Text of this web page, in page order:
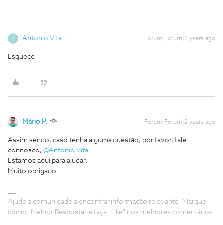
A Antonio Vita Forum|Forum|2 years ago
Esquece
Mário P. Forum|Forum|2 years ago
Assim sendo, caso tenha alguma questão, por favor, fale
connosco, @Antonio Vita.
Estamos aqui para ajudar.
Muito obrigado
Ajude a comunidade a encontrar informação relevante. Marque
como "Melhor Resposta" e faça "Like" nos melhores comentários.